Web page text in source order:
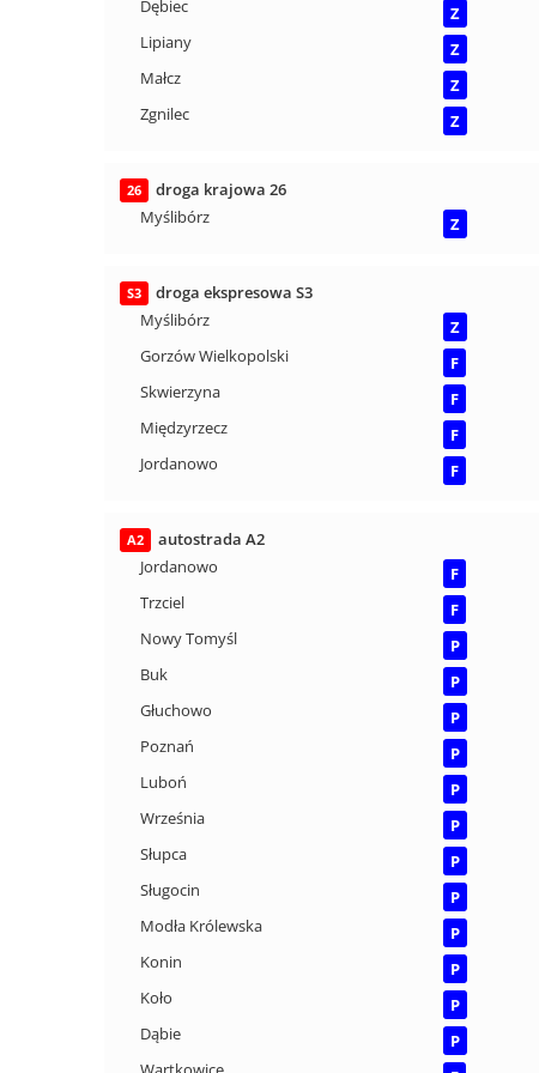
Dębiec
Z
Lipiany
Z
Małcz
Z
Zgnilec
Z
26
droga krajowa 26
Myślibórz
Z
S3
droga ekspresowa S3
Myślibórz
Z
Gorzów Wielkopolski
F
Skwierzyna
F
Międzyrzecz
F
Jordanowo
F
A2
autostrada A2
Jordanowo
F
Trzciel
F
Nowy Tomyśl
P
Buk
P
Głuchowo
P
Poznań
P
Luboń
P
Września
P
Słupca
P
Sługocin
P
Modła Królewska
P
Konin
P
Koło
P
Dąbie
P